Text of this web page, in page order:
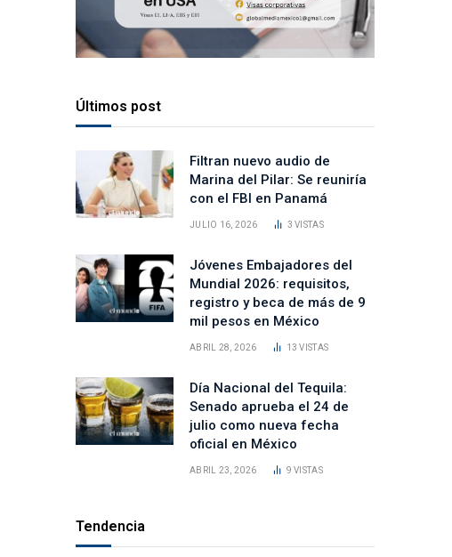
Últimos post
Filtran nuevo audio de
Marina del Pilar: Se reuniría
con el FBI en Panamá
JULIO 16, 2026 3VISTAS
Jóvenes Embajadores del
Mundial 2026: requisitos,
registro y beca de más de 9
mil pesos en México
ABRIL 28, 2026 13VISTAS
Día Nacional del Tequila:
Senado aprueba el 24 de
julio como nueva fecha
oficial en México
ABRIL 23, 2026 9VISTAS
Tendencia